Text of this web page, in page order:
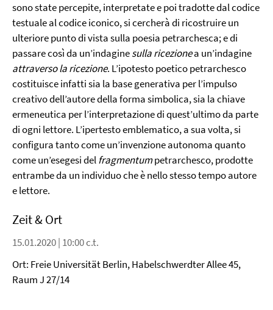
sono state percepite, interpretate e poi tradotte dal codice
testuale al codice iconico, si cercherà di ricostruire un
ulteriore punto di vista sulla poesia petrarchesca; e di
passare così da un’indaginesulla ricezionea un’indagine
attraverso la ricezione. L’ipotesto poetico petrarchesco
costituisce infatti sia la base generativa per l’impulso
creativo dell’autore della forma simbolica, sia la chiave
ermeneutica per l’interpretazione di quest’ultimo da parte
di ogni lettore. L’ipertesto emblematico, a sua volta, si
configura tanto come un’invenzione autonoma quanto
come un’esegesi delfragmentumpetrarchesco, prodotte
entrambe da un individuo che è nello stesso tempo autore
e lettore.
Zeit & Ort
15.01.2020 | 10:00 c.t.
Ort: Freie Universität Berlin, Habelschwerdter Allee 45,
Raum J 27/14